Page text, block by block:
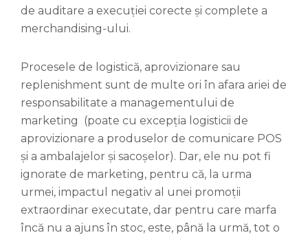
de auditare a execuției corecte și complete a
merchandising-ului.
Procesele de logistică, aprovizionare sau
replenishment sunt de multe ori în afara ariei de
responsabilitate a managementului de
marketing (poate cu excepția logisticii de
aprovizionare a produselor de comunicare POS
și a ambalajelor și sacoșelor). Dar, ele nu pot fi
ignorate de marketing, pentru că, la urma
urmei, impactul negativ al unei promoții
extraordinar executate, dar pentru care marfa
încă nu a ajuns în stoc, este, până la urmă, tot o